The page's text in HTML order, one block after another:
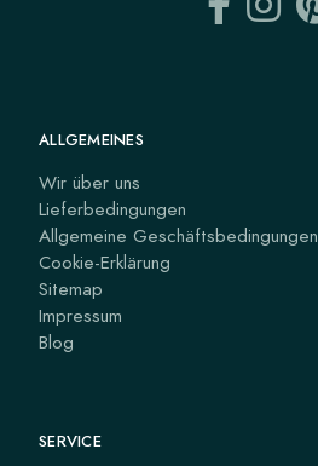
ALLGEMEINES
Wir über uns
Lieferbedingungen
Allgemeine Geschäftsbedingungen
Cookie-Erklärung
Sitemap
Impressum
Blog
SERVICE